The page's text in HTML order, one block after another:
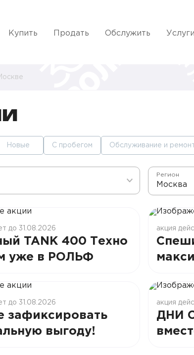
Купить Продать Обслужить Услуги
Новые С пробегом Обслуживание и
Москва
Регион
до 31.08.2026
TANK 400 Техно
уже в РОЛЬФ
акция
до 31.08.2026
зафиксировать
выгоду!
акция
ДНИ